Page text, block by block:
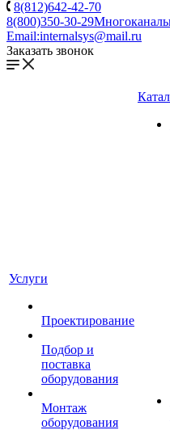
8(812)642-42-70
8(800)350-30-29
Email:internalsys@mail.ru
Заказать звонок
Услуги
Проектирование
Подбор и
поставка
оборудования
Монтаж
оборудования